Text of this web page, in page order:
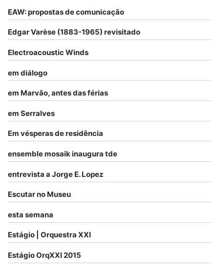
EAW: propostas de comunicação
Edgar Varèse (1883-1965) revisitado
Electroacoustic Winds
em diálogo
em Marvão, antes das férias
em Serralves
Em vésperas de residência
ensemble mosaik inaugura tde
entrevista a Jorge E. Lopez
Escutar no Museu
esta semana
Estágio | Orquestra XXI
Estágio OrqXXI 2015